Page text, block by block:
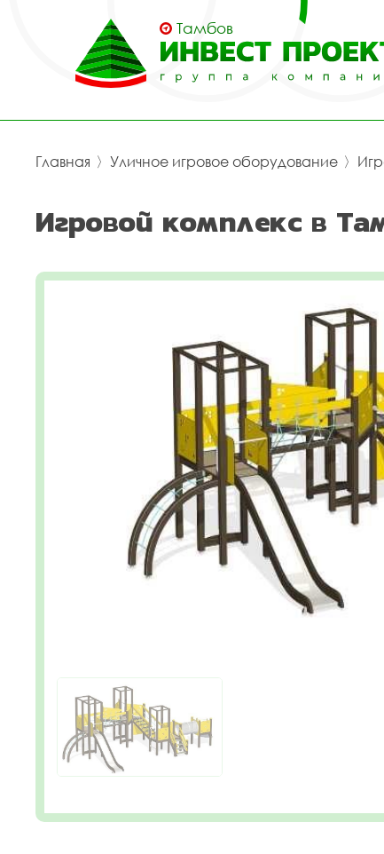
Тамбов
Главная 〉 Уличное игровое оборудование 〉
Игровой комплекс в